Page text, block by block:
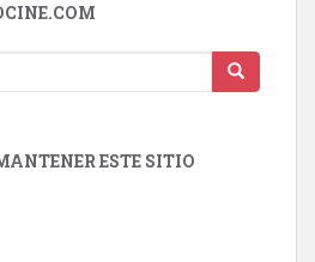
ESTE SITIO